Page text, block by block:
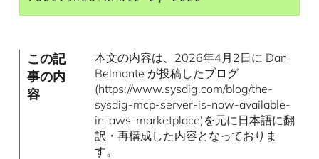
この記
事の内
容
本文の内容は、2026年4月2日に Dan
Belmonte が投稿したブログ
(https://www.sysdig.com/blog/the-
sysdig-mcp-server-is-now-available-
in-aws-marketplace)を元に日本語に翻
訳・再構成した内容となっておりま
す。